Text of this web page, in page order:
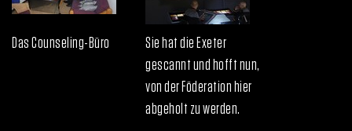
Das Counseling-Büro
Sie hat die Exeter
gescannt und hofft nun,
von der Föderation hier
abgeholt zu werden.